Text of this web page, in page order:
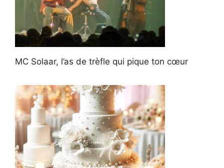
MC Solaar, l’as de trèfle qui pique ton cœur